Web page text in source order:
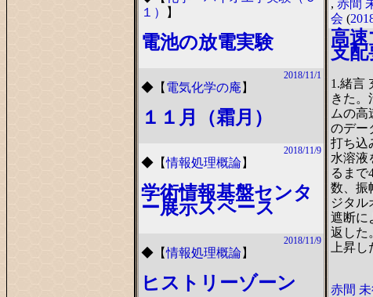
１）
】
電池の放電実験
2018/11/1
◆ 【 電気化学の庵 】
１１月（霜月）
2018/11/9
◆ 【情報処理概論】
学術情報基盤センタ
ー展示スペース
2018/11/9
◆ 【情報処理概論】
ヒストリーゾーン
, 赤間
会 (
高
支配
1.緒言
きた。
ムの
のデー
打ち込
水溶液
るまで
数、振
ジタル
遮断に
返した
上昇
赤間